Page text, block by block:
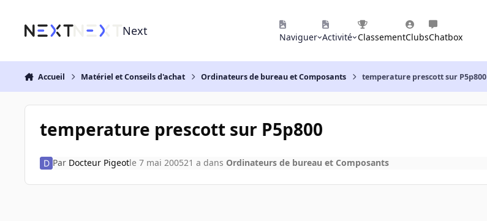
Next Naviguer Activité ClassementClubsChatbox
Accueil Matériel et Conseils d'achat Ordinateurs de bureau et Composants temperature prescott sur P5p800
temperature prescott sur P5p800
Par Docteur Pigeotle 7 mai 200521 a dans Ordinateurs de bureau et Composants